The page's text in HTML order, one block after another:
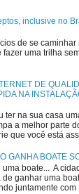
inclusive no
de se caminhar
uma trilha
DE
NA
ter na sua casa
a melhor parte
que você está
GANHA BOATE
uma boate... A
ganhar uma
juntamente com